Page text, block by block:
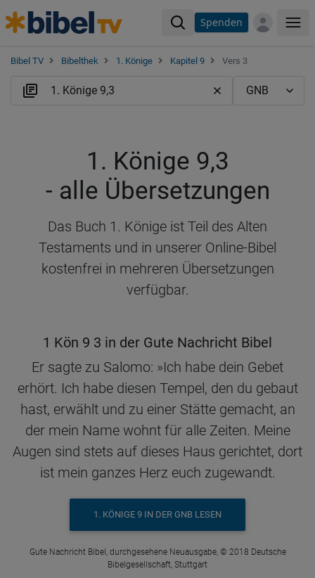
Spenden
Bibel TV Bibelthek 1. Könige Kapitel 9 Vers 3
1. Könige 9,3
- alle Übersetzungen
Das Buch 1. Könige ist Teil des Alten
Testaments und in unserer Online-Bibel
kostenfrei in mehreren Übersetzungen
verfügbar.
1 Kön 9 3 in der Gute Nachricht Bibel
Er sagte zu Salomo: »Ich habe dein Gebet
erhört. Ich habe diesen Tempel, den du gebaut
hast, erwählt und zu einer Stätte gemacht, an
der mein Name wohnt für alle Zeiten. Meine
Augen sind stets auf dieses Haus gerichtet, dort
ist mein ganzes Herz euch zugewandt.
1. KÖNIGE 9 IN DER GNB LESEN
Gute Nachricht Bibel, durchgesehene Neuausgabe, © 2018 Deutsche
Bibelgesellschaft, Stuttgart